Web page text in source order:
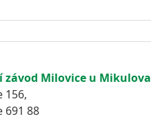
závod Milovice u Mikulova
156,
691 88